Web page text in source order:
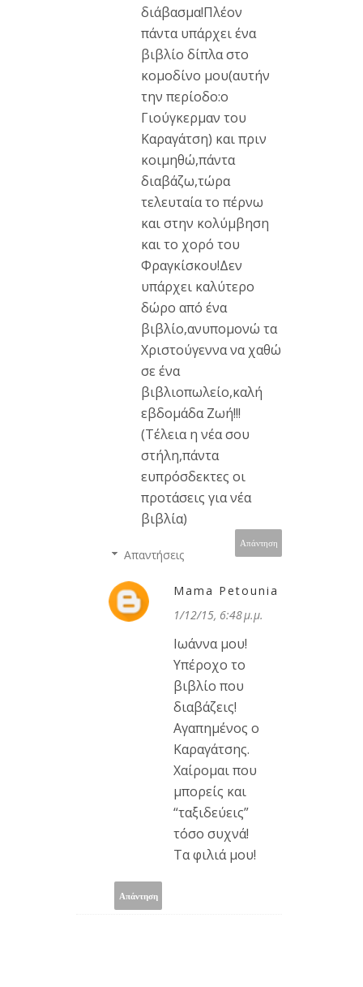
διάβασμα!Πλέον
πάντα υπάρχει ένα
βιβλίο δίπλα στο
κομοδίνο μου(αυτήν
την περίοδο:ο
Γιούγκερμαν του
Καραγάτση) και πριν
κοιμηθώ,πάντα
διαβάζω,τώρα
τελευταία το πέρνω
και στην κολύμβηση
και το χορό του
Φραγκίσκου!Δεν
υπάρχει καλύτερο
δώρο από ένα
βιβλίο,ανυπομονώ τα
Χριστούγεννα να χαθώ
σε ένα
βιβλιοπωλείο,καλή
εβδομάδα Ζωή!!!
(Τέλεια η νέα σου
στήλη,πάντα
ευπρόσδεκτες οι
προτάσεις για νέα
βιβλία)
Απάντηση
Απαντήσεις
Mama Petounia
1/12/15, 6:48 μ.μ.
Ιωάννα μου!
Υπέροχο το
βιβλίο που
διαβάζεις!
Αγαπημένος ο
Καραγάτσης.
Χαίρομαι που
μπορείς και
“ταξιδεύεις”
τόσο συχνά!
Τα φιλιά μου!
Απάντηση